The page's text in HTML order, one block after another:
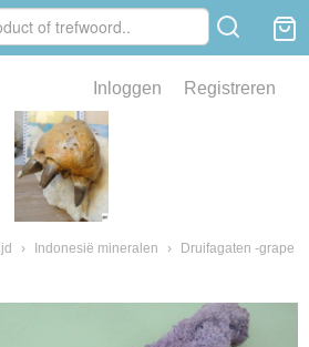
Inloggen Registreren
› Indonesië mineralen ›
Druifagaten -grape